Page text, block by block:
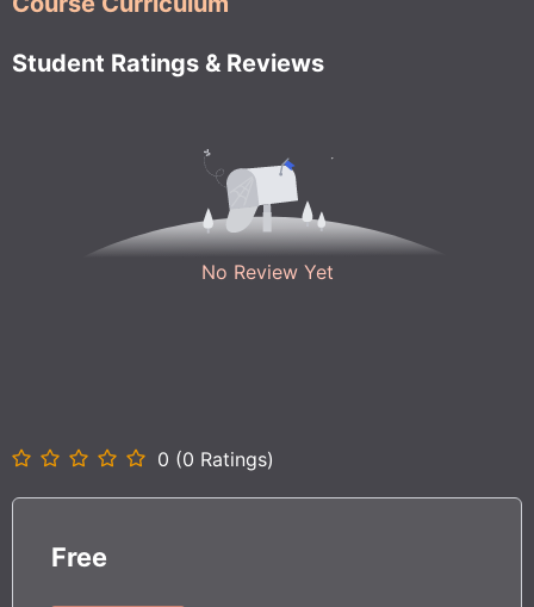
Student Ratings & Reviews
No Review Yet
0 (0 Ratings)
Free